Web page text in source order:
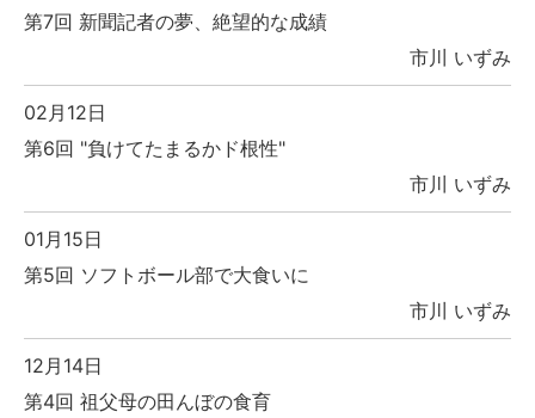
第7回 新聞記者の夢、絶望的な成績
市川 いずみ
02月12日
第6回 "負けてたまるかド根性"
市川 いずみ
01月15日
第5回 ソフトボール部で大食いに
市川 いずみ
12月14日
第4回 祖父母の田んぼの食育